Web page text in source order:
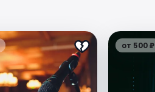
от 500 ₽